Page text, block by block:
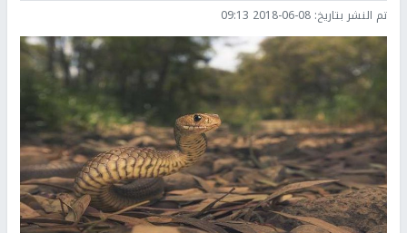
تم النشر بتاريخ: 2018-06-08 09:13